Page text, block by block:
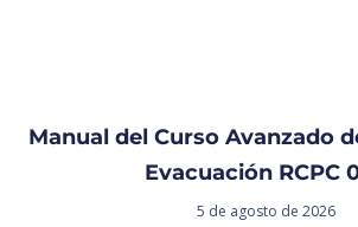
Manual del Curso Avanzado
Evacuación RCPC
5 de agosto de 2026